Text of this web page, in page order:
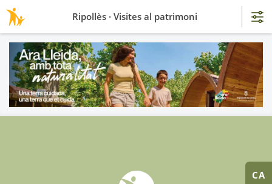
CA
Ripollès · Visites al patrimoni